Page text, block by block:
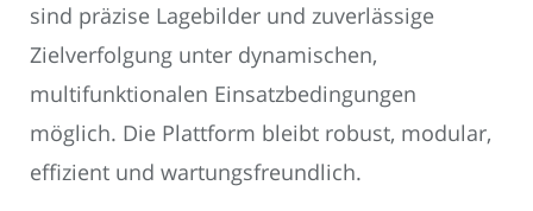
sind präzise Lagebilder und zuverlässige
Zielverfolgung unter dynamischen,
multifunktionalen Einsatzbedingungen
möglich. Die Plattform bleibt robust, modular,
effizient und wartungsfreundlich.